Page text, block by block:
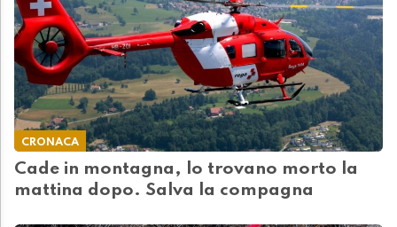
CRONACA
Cade in montagna, lo trovano morto la
mattina dopo. Salva la compagna